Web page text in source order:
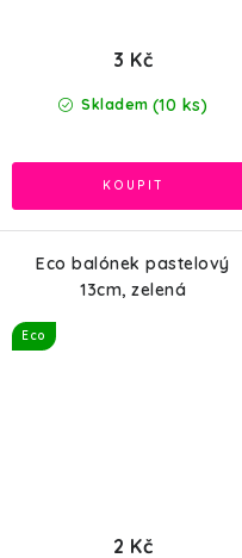
Skladem (10 ks)
3 Kč
Eco balónek pastelový
13cm, zelená
Eco
2 Kč